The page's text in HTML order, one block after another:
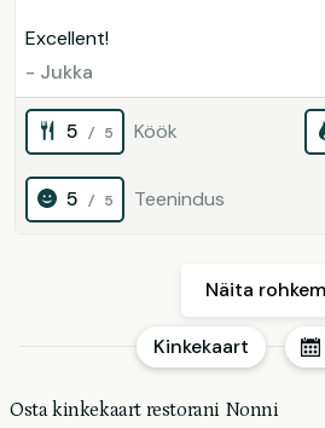
Excellent!
- Jukka
5 / 5 Köök
5 / 5 Teenindus
Näita rohkem
Kinkekaart
Osta kinkekaart restorani Nonni